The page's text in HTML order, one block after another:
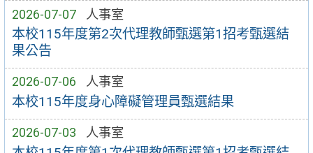
2026-07-07 人事室
本校115年度第2次代理教師甄選第1招考甄選結
果公告
2026-07-06 人事室
本校115年度身心障礙管理員甄選結果
2026-07-03 人事室